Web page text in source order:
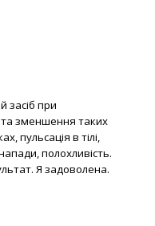
засіб при
та зменшення таких
пульсація в тілі,
полохливість.
Я задоволена.